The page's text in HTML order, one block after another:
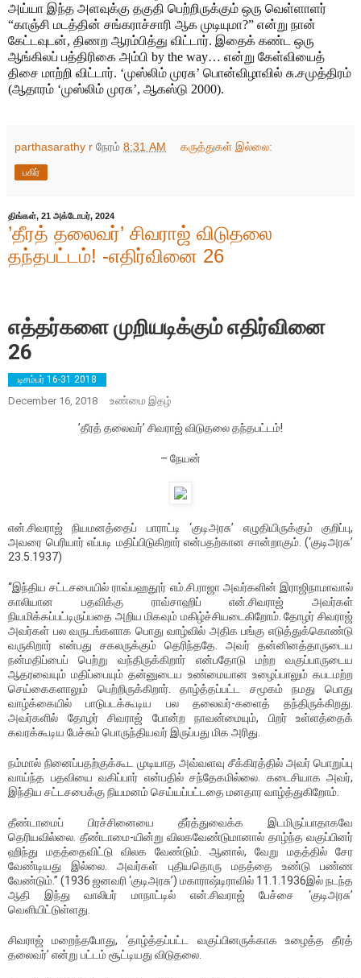
அய்யா இந்த அளவுக்கு தகுதி பெற்றிருக்கும் ஒரு வெள்ளாளர்
“காஞ்சி மடத்தின் சங்கராச்சாரி ஆக முடியுமா?” என்று நான்
கேட்டவுடன், திணற ஆரம்பித்து விட்டார். இதைக் கண்ட ஒரு
ஆங்கிலப் பத்திரிகை அம்பி by the way… என்று கேள்வியைத்
திசை மாற்றி விட்டார். ‘முஸ்லிம் முரசு’ பொன்விழாவில் சு.சமுத்திரம்
(ஆதாரம் ‘முஸ்லிம் முரசு’, ஆகஸ்டு 2000).
parthasarathy r நேரம் 8:31 AM கருத்துகள் இல்லை:
பகிர்
திங்கள், 21 அக்டோபர், 2024
’தீரத் தலைவர்’ சிவராஜ் விடுதலை
தந்தபட்டம்! -எதிர்வினை 26
எத்தர்களை முறியடிக்கும் எதிர்வினை
26
டிசம்பர் 16-31 2018
December 16, 2018 உண்மை இதழ்
’தீரத் தலைவர்’ சிவராஜ் விடுதலை தந்தபட்டம்!
– நேயன்
என்.சிவராஜ் நியமனத்தைப் பாராட்டி ‘குடிஅரசு’ எழுதியிருக்கும் குறிப்பு,
அவரை பெரியார் எப்படி மதிப்பிடுகிறார் என்பதற்கான சான்றாகும். (‘குடிஅரசு’
23.5.1937)
“இந்திய சட்டசபையில் ராவ்பஹதூர் எம்.சி.ராஜா அவர்களின் இராஜிநாமாவால்
காலியான பதவிக்கு ராவ்சாஹிப் என்.சிவராஜ் அவர்கள்
நியமிக்கப்பட்டிருப்பதை அறிய மிகவும் மகிழ்ச்சியடைகிறோம். தோழர் சிவராஜ்
அவர்கள் பல வருடங்களாக பொது வாழ்வில் அதிக பங்கு எடுத்துக்கொண்டு
வருகிறார் என்பது சகலருக்கும் தெரிந்ததே. அவர் தன்னினத்தாருடைய
நன்மதிப்பைப் பெற்று வந்திருக்கிறார் என்பதோடு மற்ற வகுப்பாருடைய
ஆதரவையும் மதிப்பையும் தன்னுடைய உண்மையான உழைப்பாலும் கபடமற்ற
செய்கைகளாலும் பெற்றிருக்கிறார். தாழ்த்தப்பட்ட சமூகம் நமது பொது
வாழ்க்கையில் பாடுபடக்கூடிய பல தலைவர்-களைத் தந்திருக்கிறது.
அவர்களில் தோழர் சிவராஜ் போன்ற நாவன்மையும், பிறர் உள்ளத்தைக்
கவரக்கூடிய பேச்சும் பொருந்தியவர் இருப்பது மிக அரிது.
நம்மால் நினைப்பதற்குக்கூட முடியாத அவ்வளவு சீக்கிரத்தில் அவர் பொறுப்பு
வாய்ந்த பதவியை வகிப்பார் என்பதில் சந்தேகமில்லை. கடைசியாக அவர்,
இந்திய சட்டசபைக்கு நியமனம் செய்யப்பட்டதை மனதார வாழ்த்துகிறோம்.
தீண்டாமைப் பிரச்சினையை தீர்த்துவைக்க இடமிருப்பாதாகவே
தெரியவில்லை. தீண்டாமை-யின்று விலகவேண்டுமானால் தாழ்ந்த வகுப்பினர்
ஹிந்து மதத்தைவிட்டு விலக வேண்டும். ஆனால், வேறு மதத்தில் சேர
வேண்டியது இல்லை. அவர்கள் புதியதொரு மதத்தை உண்டு பண்ண
வேண்டும்.’’ (1936 ஜனவரி ‘குடிஅரசு’) மகாராஷ்டிராவில் 11.1.1936இல் நடந்த
ஆதி இந்து வாலிபர் மாநாட்டில் என்.சிவராஜ் பேச்சை ‘குடிஅரசு’
வெளியிட்டுள்ளது.
சிவராஜ் மறைந்தபோது, ‘தாழ்த்தப்பட்ட வகுப்பினருக்காக உழைத்த தீரத்
தலைவர்’ என்று பட்டம் சூட்டியது விடுதலை.